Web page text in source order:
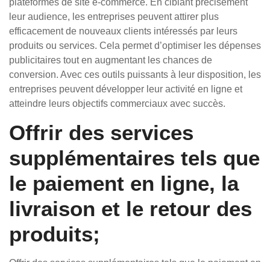
plateformes de site e-commerce. En ciblant précisément
leur audience, les entreprises peuvent attirer plus
efficacement de nouveaux clients intéressés par leurs
produits ou services. Cela permet d’optimiser les dépenses
publicitaires tout en augmentant les chances de
conversion. Avec ces outils puissants à leur disposition, les
entreprises peuvent développer leur activité en ligne et
atteindre leurs objectifs commerciaux avec succès.
Offrir des services
supplémentaires tels que
le paiement en ligne, la
livraison et le retour des
produits;